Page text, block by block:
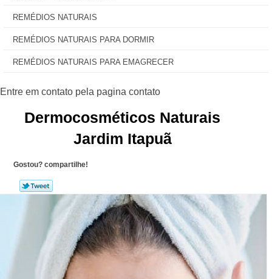
REMÉDIOS NATURAIS
REMÉDIOS NATURAIS PARA DORMIR
REMÉDIOS NATURAIS PARA EMAGRECER
Dermocosméticos Naturais
Jardim Itapuã
Gostou? compartilhe!